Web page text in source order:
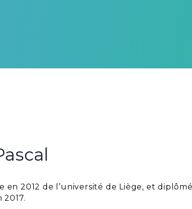
en 2012 de l’université de Liège, et